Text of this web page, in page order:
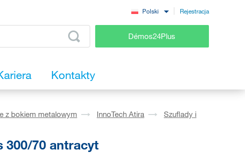
Polski Rejestracja
Démos24Plus
Kontakty
z bokiem metalowym InnoTech Atira
Szuflady i
300/70 antracyt